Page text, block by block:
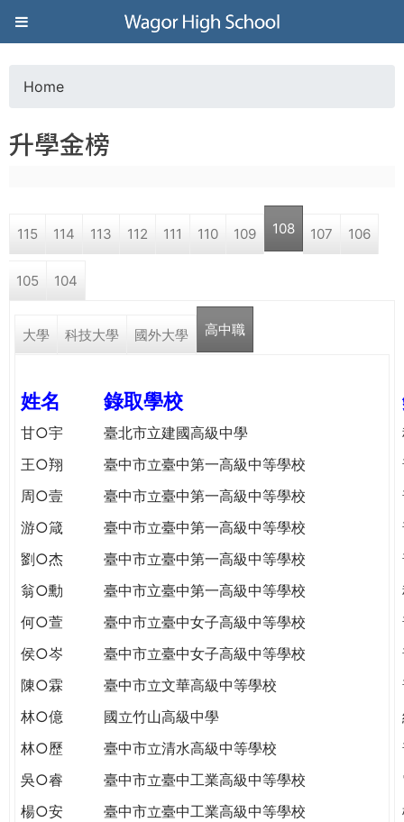
Jump to navigation
葳
格
高
學
格。
民。
TODAY
THE
o
a
r
e
e
r
e
Home
升學金榜
115 114 113 112 111 110 109 108 107 106
105 104
大學 科技大學 國外大學 高中職
姓名 錄取學校
甘○宇 臺北市立建國高級中學
王○翔
臺中市立臺中第一高級中等學校
周○壹
臺中市立臺中第一高級中等學校
游○箴
臺中市立臺中第一高級中等學校
劉○杰
臺中市立臺中第一高級中等學校
翁○勳
臺中市立臺中第一高級中等學校
何○萱
臺中市立臺中女子高級中等學校
侯○岑
臺中市立臺中女子高級中等學校
陳○霖
臺中市立文華高級中等學校
林○億
國立竹山高級中學
林○歷
臺中市立清水高級中等學校
吳○睿
臺中市立臺中工業高級中等學校
楊○安
臺中市立臺中工業高級中等學校